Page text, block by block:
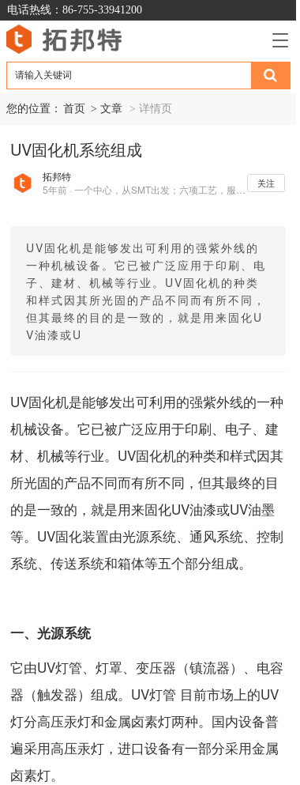
T
g
电话热线：86-755-33941200
您的位置： 首页 > 详情页
UV固化机系统组成
拓邦特
关注
UV固化机是能够发出可利用的强紫外线的
一种机械设备。它已被广泛应用于印刷、电
子、建材、机械等行业。UV固化机的种类
和样式因其所光固的产品不同而有所不同，
但其最终的目的是一致的，就是用来固化U
V油漆或U
UV固化机是能够发出可利用的强紫外线的一种
机械设备。它已被广泛应用于印刷、电子、建
材、机械等行业。UV固化机的种类和样式因其
所光固的产品不同而有所不同，但其最终的目
的是一致的，就是用来固化UV油漆或UV油墨
等。UV固化装置由光源系统、通风系统、控制
系统、传送系统和箱体等五个部分组成。
一、光源系统
它由UV灯管、灯罩、变压器（镇流器）、电容
器（触发器）组成。UV灯管 目前市场上的UV
灯分高压汞灯和金属卤素灯两种。国内设备普
遍采用高压汞灯，进口设备有一部分采用金属
卤素灯。